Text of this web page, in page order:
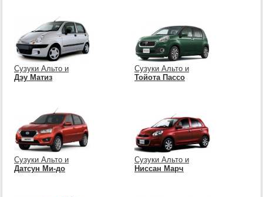
Сузуки Альто и
Дэу Матиз
Сузуки Альто и
Тойота Пассо
Сузуки Альто и
Датсун Ми-до
Сузуки Альто и
Ниссан Марч